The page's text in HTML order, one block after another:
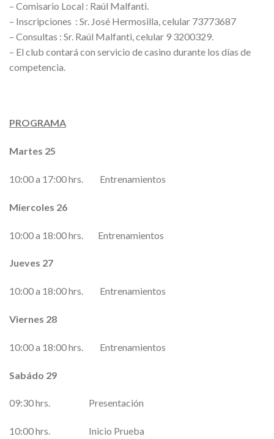
– Comisario Local : Raúl Malfanti.
– Inscripciones : Sr. José Hermosilla, celular 73773687
– Consultas : Sr. Raúl Malfanti, celular 9 3200329.
– El club contará con servicio de casino durante los días de
competencia.
PROGRAMA
Martes 25
10:00 a 17:00 hrs. Entrenamientos
Miercoles 26
10:00 a 18:00 hrs. Entrenamientos
Jueves 27
10:00 a 18:00 hrs. Entrenamientos
Viernes 28
10:00 a 18:00 hrs. Entrenamientos
Sabádo 29
09:30 hrs. Presentación
10:00 hrs. Inicio Prueba